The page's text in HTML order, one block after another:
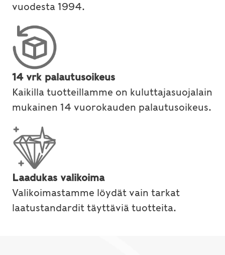
vuodesta 1994.
14 vrk palautusoikeus
Kaikilla tuotteillamme on kuluttajasuojalain
mukainen 14 vuorokauden palautusoikeus.
Laadukas valikoima
Valikoimastamme löydät vain tarkat
laatustandardit täyttäviä tuotteita.